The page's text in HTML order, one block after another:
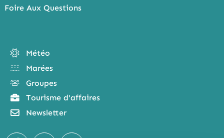
Foire Aux Questions
Météo
Marées
Groupes
Tourisme d'affaires
Newsletter